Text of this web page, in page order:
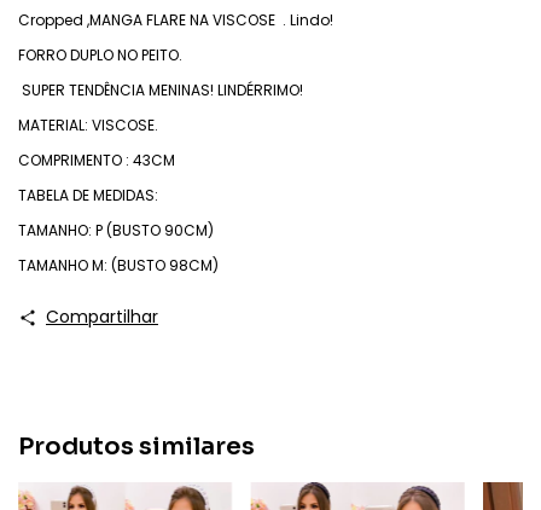
Cropped ,MANGA FLARE NA VISCOSE . Lindo!
FORRO DUPLO NO PEITO.
SUPER TENDÊNCIA MENINAS! LINDÉRRIMO!
MATERIAL: VISCOSE.
COMPRIMENTO : 43CM
TABELA DE MEDIDAS:
TAMANHO: P (BUSTO 90CM)
TAMANHO M: (BUSTO 98CM)
Compartilhar
Produtos similares